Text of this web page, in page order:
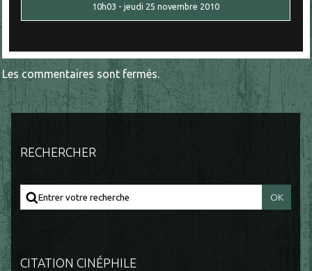
10h03 -jeudi 25 novembre 2010
Les commentaires sont fermés.
RECHERCHER
CITATION CINÉPHILE